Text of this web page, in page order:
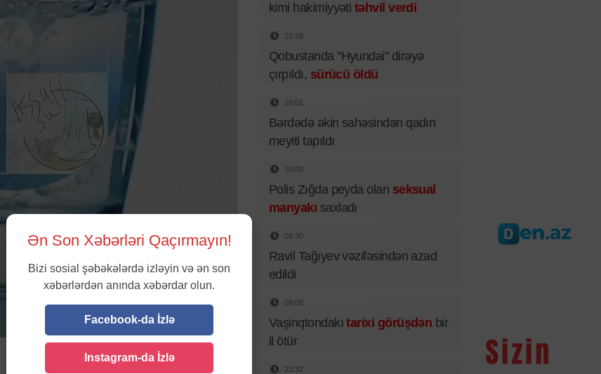
kimi hakimiyyəti təhvil verdi
10:28
Qobustanda "Hyundai" dirəyə
çırpıldı, sürücü öldü
10:01
Bərdədə əkin sahəsindən qadın
meyiti tapıldı
10:00
Polis Zığda peyda olan seksual
manyakı saxladı
09:30
Ravil Tağıyev vəzifəsindən azad
edildi
09:00
Vaşinqtondakıtarixi görüşdən bir
il ötür
23:32
Ən Son Xəbərləri Qaçırmayın!
Bizi sosial şəbəkələrdə izləyin və ən son
xəbərlərdən anında xəbərdar olun.
Facebook-da İzlə
Instagram-da İzlə